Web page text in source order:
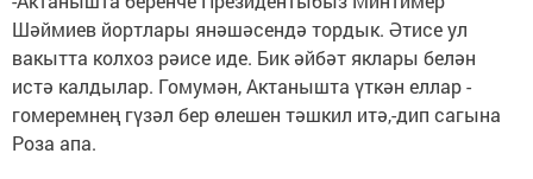
Шәймиев йортлары янәшәсендә тордык. Әтисе ул
вакытта колхоз рәисе иде. Бик әйбәт яклары белән
истә калдылар. Гомумән, Актанышта үткән еллар -
гомеремнең гүзәл бер өлешен тәшкил итә,-дип сагына
Роза апа.